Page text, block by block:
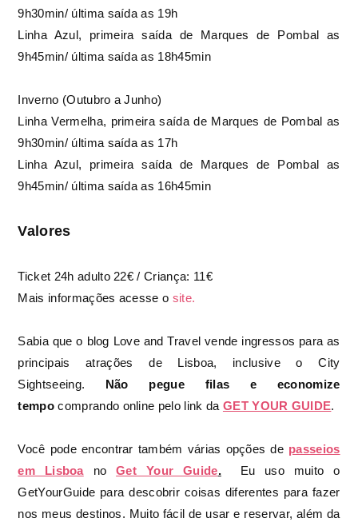
9h30min/ última saídaas 19h
Linha Azul, primeira saída de Marques de Pombal as
9h45min/ última saída as 18h45min
Inverno (Outubro a Junho)
Linha Vermelha, primeira saída de Marques de Pombal as
9h30min/ última saídaas 17h
Linha Azul, primeira saída de Marques de Pombal as
9h45min/ última saída as 16h45min
Valores
Ticket 24h adulto22€ / Criança: 11€
Mais informações acesse o site.
Sabia que o blog Love and Travel vende ingressos para as
principais atrações de Lisboa, inclusive o City
Sightseeing. Não pegue filas e economize
tempo comprando online pelo link da GET YOUR GUIDE.
Você pode encontrar também várias opções de passeios
em LisboanoGet Your Guide.
Eu uso muito o
GetYourGuide para descobrir coisas diferentes para fazer
nos meus destinos. Muito fácil de usar e reservar, além da